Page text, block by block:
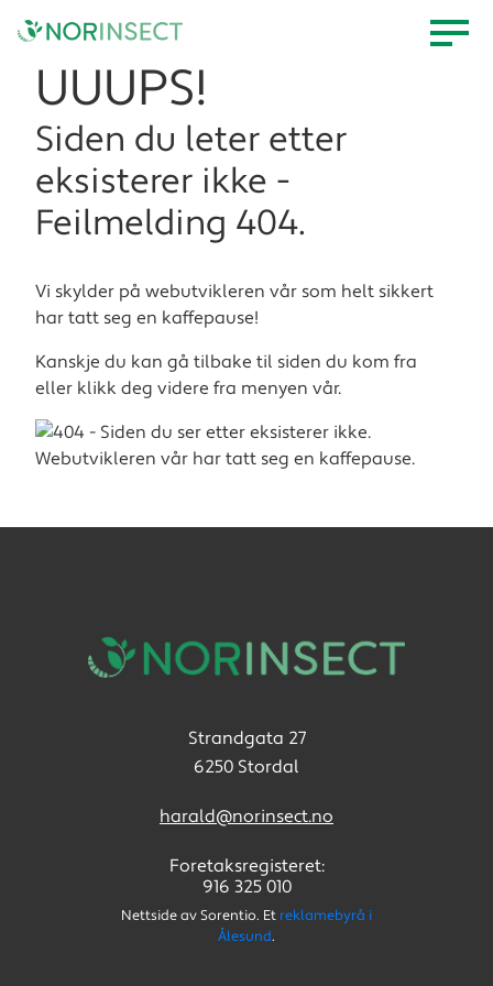
UUUPS!
Siden du leter etter
eksisterer ikke -
Feilmelding 404.
Vi skylder på webutvikleren vår som helt sikkert
har tatt seg en kaffepause!
Kanskje du kan gå tilbake til siden du kom fra
eller klikk deg videre fra menyen vår.
Strandgata 27
6250 Stordal
harald@norinsect.no
Foretaksregisteret:
916 325 010
Nettside av Sorentio. Et reklamebyrå i
Ålesund.